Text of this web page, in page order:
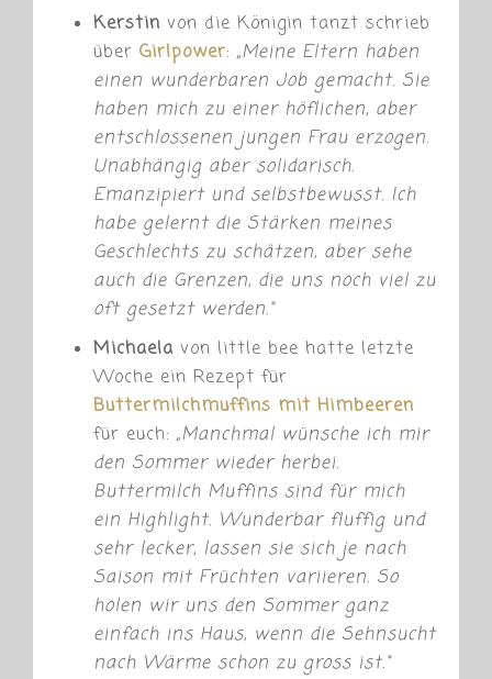
Kerstin von die Königin tanzt schrieb
über Girlpower:„Meine Eltern haben
einen wunderbaren Job gemacht. Sie
haben mich zu einer höflichen, aber
entschlossenen jungen Frau erzogen.
Unabhängig aber solidarisch.
Emanzipiert und selbstbewusst. Ich
habe gelernt die Stärken meines
Geschlechts zu schätzen, aber sehe
auch die Grenzen, die uns noch viel zu
oft gesetzt werden.“
Michaela von little bee hatte letzte
Woche ein Rezept für
Buttermilchmuffins mit Himbeeren
für euch:„Manchmal wünsche ich mir
den Sommer wieder herbei.
Buttermilch Muffins sind für mich
ein Highlight. Wunderbar fluffig und
sehr lecker, lassen sie sich je nach
Saison mit Früchten variieren. So
holen wir uns den Sommer ganz
einfach ins Haus, wenn die Sehnsucht
nach Wärme schon zu gross ist.“